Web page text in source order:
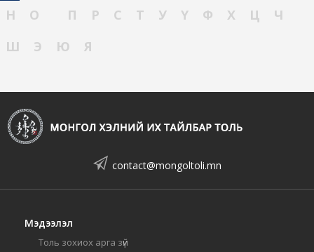
Н
О П Р С Т У Ү Ф Х Ц
Ч
Ш
Э Ю Я
contact@mongoltoli.mn
Мэдээлэл
Толь зохиох арга зүй